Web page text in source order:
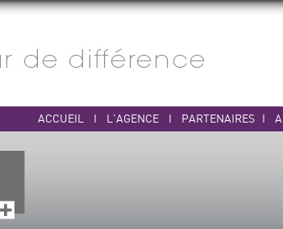
ACCUEIL I L'AGENCE I PARTENAIRES I